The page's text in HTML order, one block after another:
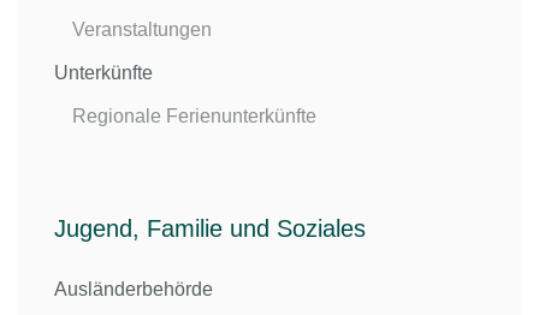
Veranstaltungen
Unterkünfte
Regionale Ferienunterkünfte
Jugend, Familie und Soziales
Ausländerbehörde